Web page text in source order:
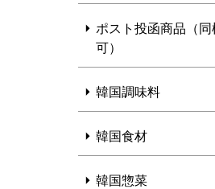
ポスト投函商品（同
可）
韓国調味料
韓国食材
韓国惣菜